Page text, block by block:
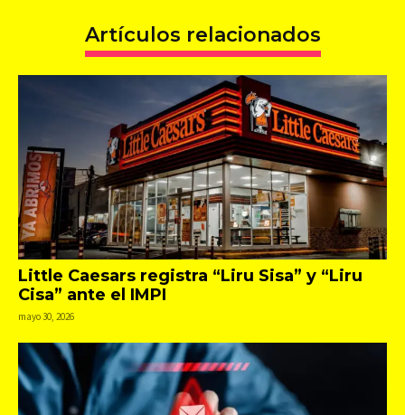
Artículos relacionados
Little Caesars registra “Liru Sisa” y “Liru
Cisa” ante el IMPI
mayo 30, 2026